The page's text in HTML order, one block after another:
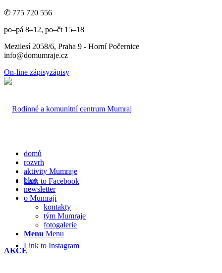
✆ 775 720 556
po–pá 8–12, po–čt 15–18
Mezilesí 2058/6, Praha 9 - Horní Počernice
info@domumraje.cz
On-line zápisyzápisy
Link to Facebook
Link to Instagram
domů
rozvrh
aktivity Mumraje
blog
newsletter
o Mumraji
kontakty
tým Mumraje
fotogalerie
Menu Menu
AKCE